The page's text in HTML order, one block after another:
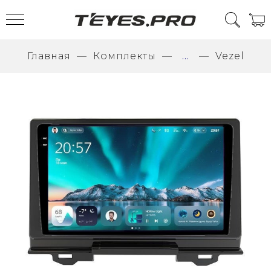
Главная Комплекты ... Vezel